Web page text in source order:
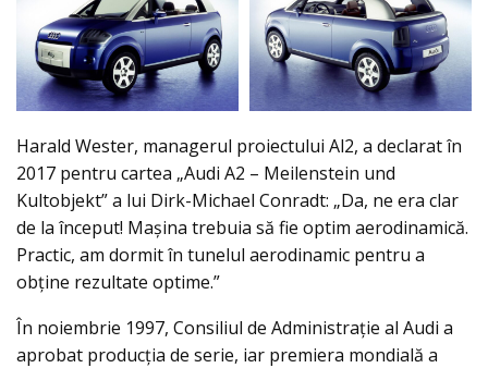
Harald Wester, managerul proiectului Al2, a declarat în
2017 pentru cartea „Audi A2 – Meilenstein und
Kultobjekt” a lui Dirk-Michael Conradt: „Da, ne era clar
de la început! Mașina trebuia să fie optim aerodinamică.
Practic, am dormit în tunelul aerodinamic pentru a
obține rezultate optime.”
În noiembrie 1997, Consiliul de Administrație al Audi a
aprobat producția de serie, iar premiera mondială a